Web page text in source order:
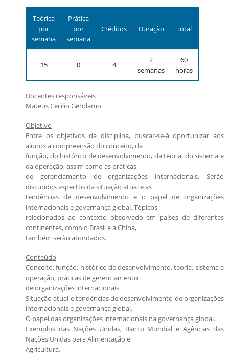
Candidatos estrangeiros
Inscrições recebidas
Regimentos e regulamentos
Teórica
por
semana
Prática
por
semana
Créditos Duração Total
15 0 4
2
semanas
60
horas
Docentes responsáveis
Mateus Cecilio Gerolamo
Objetivo
Entre os objetivos da disciplina, buscar-se-á oportunizar aos
alunos a compreensão do conceito, da
função, do histórico de desenvolvimento, da teoria, do sistema e
da operação, assim como as práticas
de gerenciamento de organizações internacionais. Serão
discutidos aspectos da situação atual e as
tendências de desenvolvimento e o papel de organizações
internacionais e governança global. Tópicos
relacionados ao contexto observado em países de diferentes
continentes, como o Brasil e a China,
também serão abordados.
Conteúdo
Conceito, função, histórico de desenvolvimento, teoria, sistema e
operação, práticas de gerenciamento
de organizações internacionais.
Situação atual e tendências de desenvolvimento de organizações
internacionais e governança global.
O papel das organizações internacionais na governança global.
Exemplos das Nações Unidas, Banco Mundial e Agências das
Nações Unidas para Alimentação e
Agricultura.